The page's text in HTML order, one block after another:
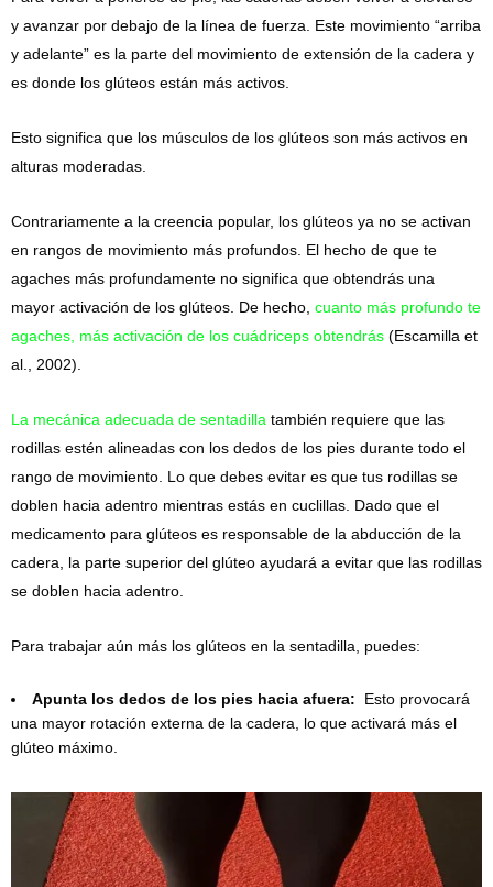
y avanzar por debajo de la línea de fuerza. Este movimiento “arriba
y adelante” es la parte del movimiento de extensión de la cadera y
es donde los glúteos están más activos.
Esto significa que los músculos de los glúteos son más activos en
alturas moderadas.
Contrariamente a la creencia popular, los glúteos ya no se activan
en rangos de movimiento más profundos. El hecho de que te
agaches más profundamente no significa que obtendrás una
mayor activación de los glúteos. De hecho, cuanto más profundo te
agaches, más activación de los cuádriceps obtendrás (Escamilla et
al., 2002).
La mecánica adecuada de sentadilla también requiere que las
rodillas estén alineadas con los dedos de los pies durante todo el
rango de movimiento. Lo que debes evitar es que tus rodillas se
doblen hacia adentro mientras estás en cuclillas. Dado que el
medicamento para glúteos es responsable de la abducción de la
cadera, la parte superior del glúteo ayudará a evitar que las rodillas
se doblen hacia adentro.
Para trabajar aún más los glúteos en la sentadilla, puedes:
Apunta los dedos de los pies hacia afuera: Esto provocará
una mayor rotación externa de la cadera, lo que activará más el
glúteo máximo.